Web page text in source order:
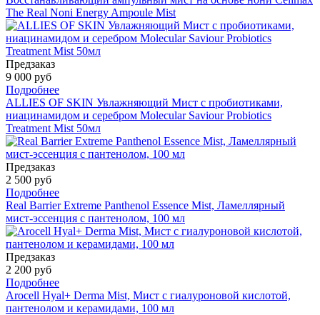
The Real Noni Energy Ampoule Mist
Предзаказ
9 000 руб
Подробнее
ALLIES OF SKIN Увлажняющий Мист с пробиотиками,
ниацинамидом и серебром Molecular Saviour Probiotics
Treatment Mist 50мл
Предзаказ
2 500 руб
Подробнее
Real Barrier Extreme Panthenol Essence Mist, Ламеллярный
мист-эссенция с пантенолом, 100 мл
Предзаказ
2 200 руб
Подробнее
Arocell Hyal+ Derma Mist, Мист с гиалуроновой кислотой,
пантенолом и керамидами, 100 мл